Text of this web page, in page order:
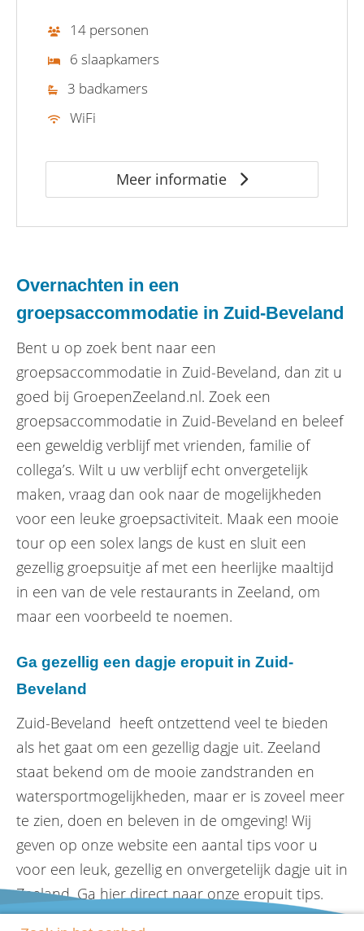
14 personen
6 slaapkamers
3 badkamers
WiFi
Meer informatie
Overnachten in een
groepsaccommodatie in Zuid-Beveland
Bent u op zoek bent naar een
groepsaccommodatie in Zuid-Beveland, dan zit u
goed bij GroepenZeeland.nl. Zoek een
groepsaccommodatie in Zuid-Beveland en beleef
een geweldig verblijf met vrienden, familie of
collega’s. Wilt u uw verblijf echt onvergetelijk
maken, vraag dan ook naar de mogelijkheden
voor een leuke groepsactiviteit. Maak een mooie
tour op een solex langs de kust en sluit een
gezellig groepsuitje af met een heerlijke maaltijd
in een van de vele restaurants in Zeeland, om
maar een voorbeeld te noemen.
Ga gezellig een dagje eropuit in Zuid-
Beveland
Zuid-Beveland heeft ontzettend veel te bieden
als het gaat om een gezellig dagje uit. Zeeland
staat bekend om de mooie zandstranden en
watersportmogelijkheden, maar er is zoveel meer
te zien, doen en beleven in de omgeving! Wij
geven op onze website een aantal tips voor u
voor een leuk, gezellig en onvergetelijk dagje uit in
Zeeland. Ga hier direct naar onze eropuit tips.